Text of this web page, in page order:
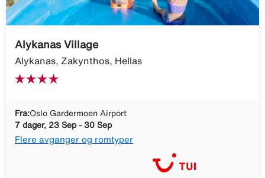
Alykanas Village
Alykanas, Zakynthos, Hellas
Fra:Oslo Gardermoen Airport
7 dager, 23 Sep - 30 Sep
Flere avganger og romtyper